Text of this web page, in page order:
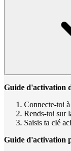
Guide d'activation
Connecte-toi
Rends-toi sur
Saisis ta clé
Guide d'activation